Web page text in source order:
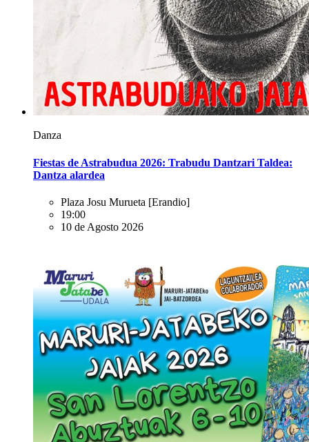
Danza
Fiestas de Astrabudua 2026: Trabudu Dantzari Taldea:
Dantza alardea
Plaza Josu Murueta [Erandio]
19:00
10 de Agosto 2026